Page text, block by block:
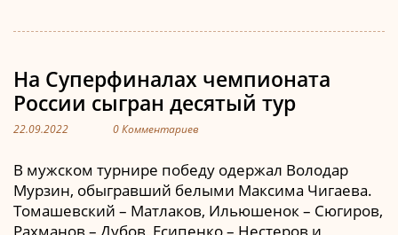
На Суперфиналах чемпионата
России сыгран десятый тур
22.09.2022 0 Комментариев
В мужском турнире победу одержал Володар
Мурзин, обыгравший белыми Максима Чигаева.
Томашевский – Матлаков, Ильюшенок – Сюгиров,
Рахманов – Дубов, Есипенко – Нестеров и